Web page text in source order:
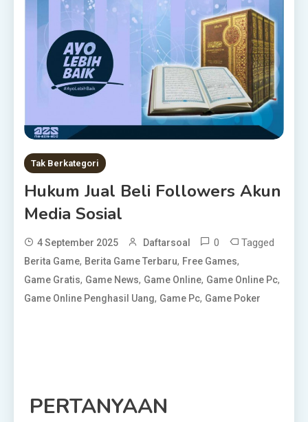
Tak Berkategori
Hukum Jual Beli Followers Akun
Media Sosial
4 September 2025 Daftarsoal 0 Tagged
Berita Game, Berita Game Terbaru, Free Games,
Game Gratis, Game News, Game Online, Game Online Pc,
Game Online Penghasil Uang, Game Pc, Game Poker
PERTANYAAN